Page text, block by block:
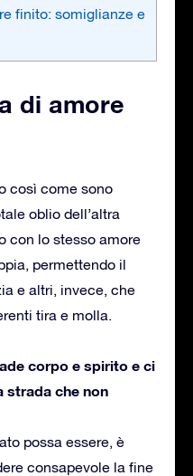
finito: somiglianze e
di amore
così come sono
oblio dell’altra
con lo stesso amore
permettendo il
e altri, invece, che
tira e molla.
corpo e spirito e ci
strada che non
possa essere, è
consapevole la fine